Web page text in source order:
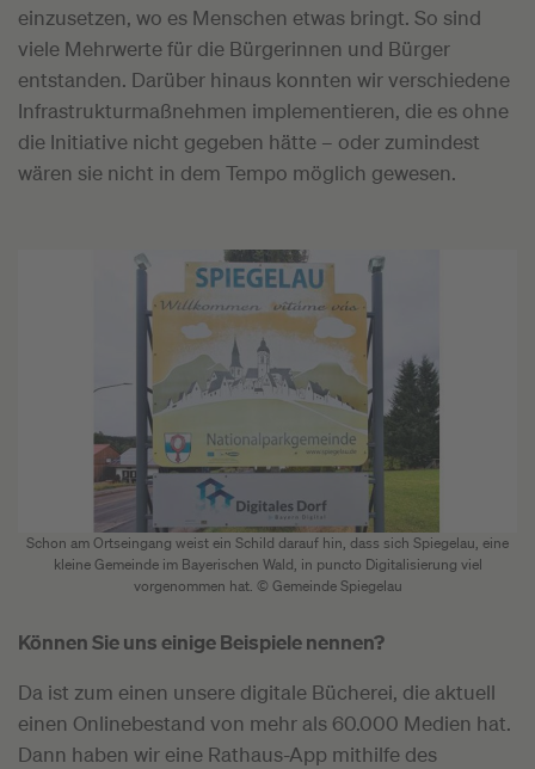
einzusetzen, wo es Menschen etwas bringt. So sind
viele Mehrwerte für die Bürgerinnen und Bürger
entstanden. Darüber hinaus konnten wir verschiedene
Infrastrukturmaßnehmen implementieren, die es ohne
die Initiative nicht gegeben hätte – oder zumindest
wären sie nicht in dem Tempo möglich gewesen.
Schon am Ortseingang weist ein Schild darauf hin, dass sich Spiegelau, eine
kleine Gemeinde im Bayerischen Wald, in puncto Digitalisierung viel
vorgenommen hat. © Gemeinde Spiegelau
Können Sie uns einige Beispiele nennen?
Da ist zum einen unsere digitale Bücherei, die aktuell
einen Onlinebestand von mehr als 60.000 Medien hat.
Dann haben wir eine Rathaus-App mithilfe des